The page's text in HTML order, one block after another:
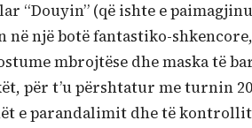
“Douyin” (që ishte e
në një botë fantastiko-
mbrojtëse dhe maska të
për t’u përshtatur me turnin
e parandalimit dhe të